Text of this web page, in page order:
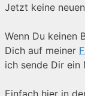
Jetzt keine
Wenn Du keinen
Dich auf meiner
ich sende Dir ein